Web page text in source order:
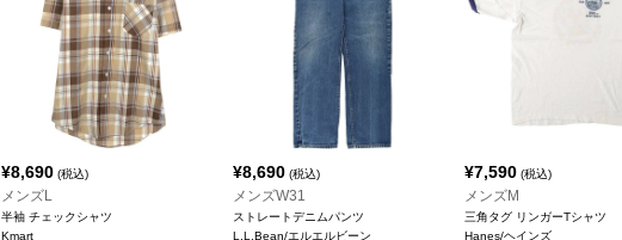
¥8,690 (税込)
メンズL
半袖 チェックシャツ
Kmart
¥8,690 (税込)
メンズW31
ストレートデニムパンツ
L.L.Bean/エルエルビーン
¥7,590 (税込)
メンズM
三角タグ リンガーTシャツ
Hanes/ヘインズ